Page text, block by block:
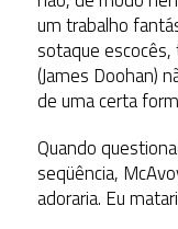
um trabalho
sotaque
(James Doohan)
de uma certa
Quando
seqüência,
adoraria. Eu